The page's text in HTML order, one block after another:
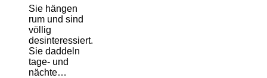
Sie hängen
rum und sind
völlig
desinteressiert.
Sie daddeln
tage- und
nächte…